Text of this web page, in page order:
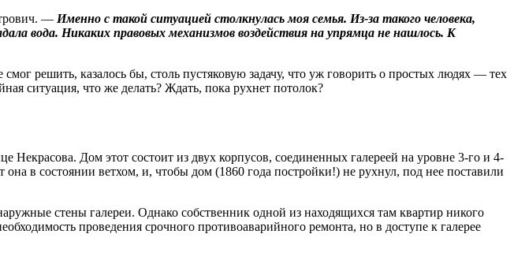
— Именно с такой ситуацией столк­нулась моя семья. Из-за такого человека,
вода. Никаких правовых механизмов воздействия на упрямца не нашлось. К
решить, казалось бы, столь пустяковую задачу, что уж говорить о простых людях — тех
ситуация, что же делать? Ждать, пока рухнет потолок?
Некрасова. Дом этот состоит из двух корпусов, соединенных галереей на уровне 3-го и 4-
в состоянии ветхом, и, чтобы дом (1860 года постройки!) не рухнул, под нее поставили
стены галереи. Однако собственник одной из находящихся там квартир никого
проведения срочного противоаварийного ремонта, но в доступе к галерее